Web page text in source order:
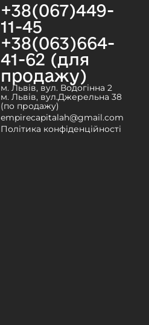
+38(067)449-
11-45
+38(063)664-
41-62 (для
продажу)
м. Львів, вул. Водогінна 2
м. Львів, вул.Джерельна 38
(по продажу)
empirecapitalah@gmail.com
Політика конфіденційності